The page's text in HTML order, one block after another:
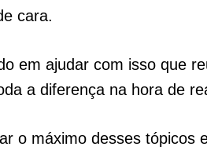
cara.
em ajudar com isso que
a diferença na hora de
o máximo desses tópicos